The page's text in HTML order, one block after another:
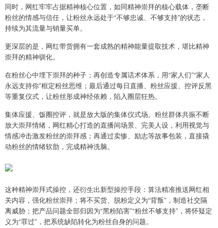
同时，网红牢牢占据精神核心位置，如同精神崇拜的核心载体，垄断
粉丝的情感与信任，让粉丝永远处于“不够忠诚、不够支持”的状态，
持续为其流量与销量买单。
更深层的是，网红带货拥有一套成熟的精神能量提取技术，堪比精神
崇拜的精神驯化。
在粉丝心中埋下崇拜的种子；再创造专属话术体系，用“家人们”“家人
永远支持你”框定粉丝思维；最后通过每日直播、粉丝应援、控评反黑
等重复仪式，让粉丝形成神经依赖，陷入圈层狂热。
集体应援、饭圈控评，就是放大版的集体仪式场。粉丝群体共振不断
放大崇拜情绪，网红精心打造的直播间场景、完美人设，利用视觉与
情感冲击激发粉丝的崇拜感；再通过卖惨、励志等故事包装，直接撬
动粉丝的情绪软肋，完成精神洗脑。
这种精神崇拜式操控，还衍生出新型操控手段：算法精准推送网红相
关内容，强化粉丝崇拜；将不买货、脱粉定义为“背叛”，制造社交隔
离威胁；把产品问题全部归因为“黑粉陷害”“粉丝不够支持”，将怀疑定
义为“罪过”，把系统缺陷转化为粉丝自身的问题。